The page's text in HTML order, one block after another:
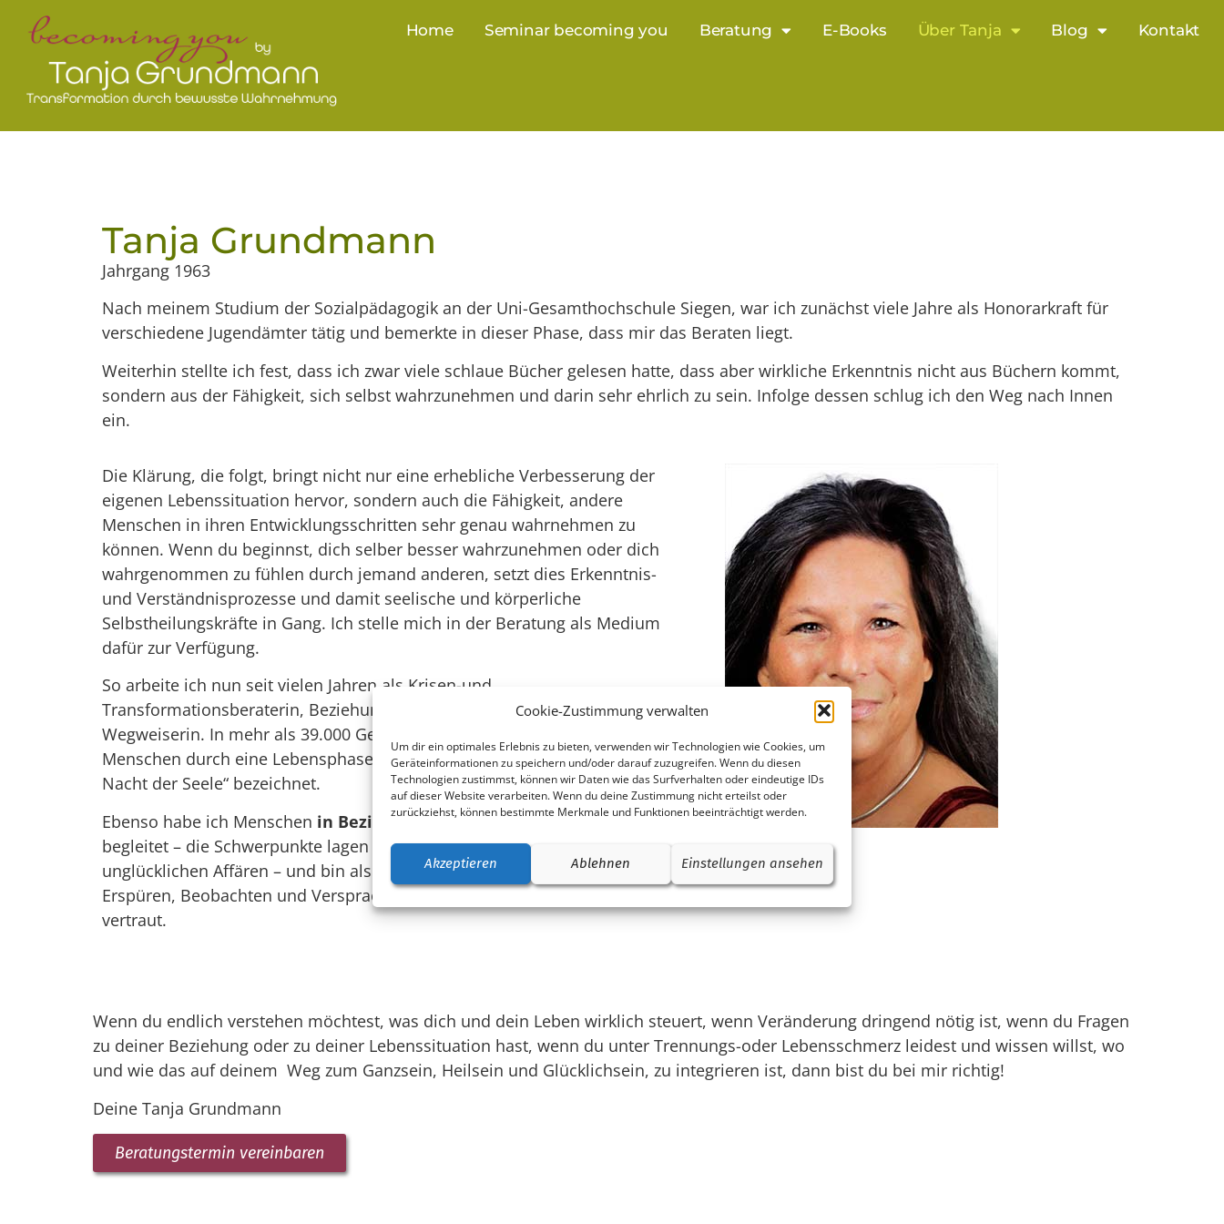
Cookie-Zustimmung verwalten
Um dir ein optimales Erlebnis zu bieten, verwenden wir Technologien wie Cookies, um
Geräteinformationen zu speichern und/oder darauf zuzugreifen. Wenn du diesen
Technologien zustimmst, können wir Daten wie das Surfverhalten oder eindeutige IDs
auf dieser Website verarbeiten. Wenn du deine Zustimmung nicht erteilst oder
zurückziehst, können bestimmte Merkmale und Funktionen beeinträchtigt werden.
Akzeptieren Ablehnen Einstellungen ansehen
Home Seminar becoming you Beratung E-Books Über Tanja Blog Kontakt
Tanja Grundmann
Jahrgang 1963
Nach meinem Studium der Sozialpädagogik an der Uni-Gesamthochschule Siegen, war ich zunächst viele Jahre als Honorarkraft für
verschiedene Jugendämter tätig und bemerkte in dieser Phase, dass mir das Beraten liegt.
Weiterhin stellte ich fest, dass ich zwar viele schlaue Bücher gelesen hatte, dass aber wirkliche Erkenntnis nicht aus Büchern kommt,
sondern aus der Fähigkeit, sich selbst wahrzunehmen und darin sehr ehrlich zu sein. Infolge dessen schlug ich den Weg nach Innen
ein.
Die Klärung, die folgt, bringt nicht nur eine erhebliche Verbesserung der
eigenen Lebenssituation hervor, sondern auch die Fähigkeit, andere
Menschen in ihren Entwicklungsschritten sehr genau wahrnehmen zu
können. Wenn du beginnst, dich selber besser wahrzunehmen oder dich
wahrgenommen zu fühlen durch jemand anderen, setzt dies Erkenntnis-
und Verständnisprozesse und damit seelische und körperliche
Selbstheilungskräfte in Gang. Ich stelle mich in der Beratung als Medium
dafür zur Verfügung.
So arbeite ich nun seit vielen Jahren als Krisen-und
Transformationsberaterin, Beziehungscoach und therapeutische
Wegweiserin. In mehr als 39.000 Gesprächen begleitete ich viele
Menschen durch eine Lebensphase, die man treffend als die „Dunkle
Nacht der Seele“ bezeichnet.
Ebenso habe ich Menschen in Beziehungsfragen jeder Art beratenund
begleitet – die Schwerpunkte lagen bei toxischen Beziehungen und
unglücklichen Affären – und bin als Buchautorin mit dem genauen
Erspüren, Beobachten und Versprachlichen von Sachverhalten aller Art
vertraut.
Wenn du endlich verstehen möchtest, was dich und dein Leben wirklich steuert, wenn Veränderung dringend nötig ist, wenn du Fragen
zu deiner Beziehung oder zu deiner Lebenssituation hast, wenn du unter Trennungs-oder Lebensschmerz leidest und wissen willst, wo
und wie das auf deinem Weg zum Ganzsein, Heilsein und Glücklichsein, zu integrieren ist, dann bist du bei mir richtig!
Deine Tanja Grundmann
Beratungstermin vereinbaren